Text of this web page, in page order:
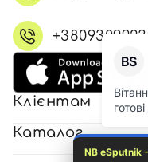
Клієнтам
Каталог
NB eSputnik